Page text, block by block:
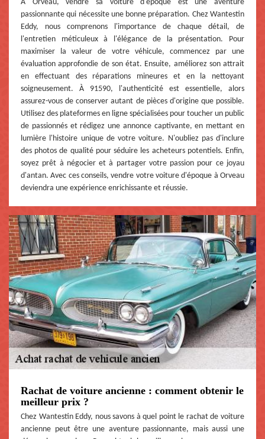
À Orveau, vendre sa voiture d'époque est une aventure
passionnante qui nécessite une bonne préparation. Chez Wantestin
Eddy, nous comprenons l'importance de chaque détail, de
l'entretien méticuleux à l'élégance de la présentation. Pour
maximiser la valeur de votre véhicule, commencez par une
évaluation approfondie de son état. Ensuite, améliorez son attrait
en effectuant des réparations mineures et en la nettoyant
soigneusement. À 91590, l'authenticité est essentielle, alors
assurez-vous de conserver autant de pièces d'origine que possible.
Utilisez des plateformes en ligne spécialisées pour toucher un public
de passionnés et rédigez une annonce captivante, en mettant en
lumière l'histoire unique de votre voiture. N'oubliez pas d'inclure
des photos de qualité pour séduire les acheteurs potentiels. Enfin,
soyez prêt à négocier et à partager votre passion pour ce joyau
d'antan. Avec ces conseils, vendre votre voiture d'époque à Orveau
deviendra une expérience enrichissante et réussie.
Rachat de voiture ancienne : comment obtenir le
meilleur prix ?
Chez Wantestin Eddy, nous savons à quel point le rachat de voiture
ancienne peut être une aventure passionnante, mais aussi une